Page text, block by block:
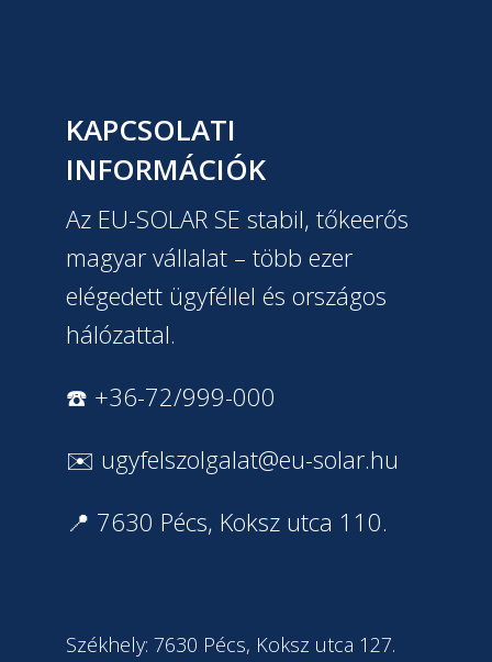
KAPCSOLATI
INFORMÁCIÓK
Az EU-SOLAR SE stabil, tőkeerős
magyar vállalat – több ezer
elégedett ügyféllel és országos
hálózattal.
☎️ +36-72/999-000
✉️ ugyfelszolgalat@eu-solar.hu
📍 7630 Pécs, Koksz utca 110.
Székhely: 7630 Pécs, Koksz utca 127.